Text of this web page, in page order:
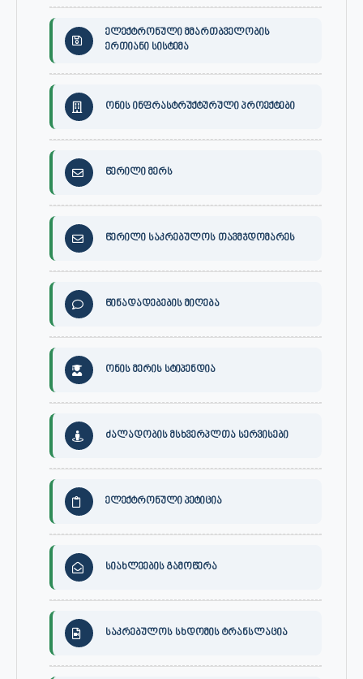
ელექტრონული მმართბველობის
ერთიანი სისტემა
ონის ინფრასტრუქტურული პროექტები
წერილი მერს
წერილი საკრებულოს თავმჯდომარეს
წინადადებების მიღება
ონის მერის სტიპენდია
ძალადობის მსხვერპლთა სერვისები
ელექტრონული პეტიცია
სიახლეების გამოწერა
საკრებულოს სხდომის ტრანსლაცია